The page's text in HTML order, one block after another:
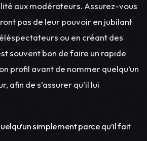
aux modérateurs. Assurez-vous
pas de leur pouvoir en jubilant
ou en créant des
souvent bon de faire un rapide
profil avant de nommer quelqu’un
afin de s’assurer qu’il lui
simplement parce qu’il fait